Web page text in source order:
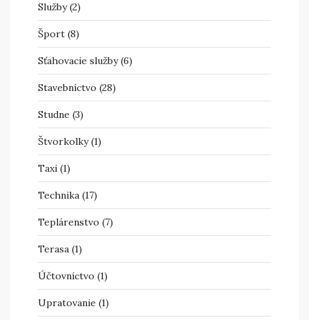
Služby(2)
Šport (8)
Sťahovacie služby(6)
Stavebníctvo (28)
Studne (3)
Štvorkolky(1)
Taxi (1)
Technika (17)
Teplárenstvo (7)
Terasa (1)
Účtovníctvo (1)
Upratovanie (1)